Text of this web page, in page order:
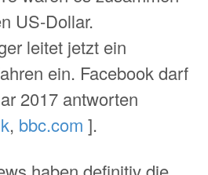
US-Dollar.
leitet jetzt ein
ein. Facebook darf
2017 antworten
, bbc.com ].